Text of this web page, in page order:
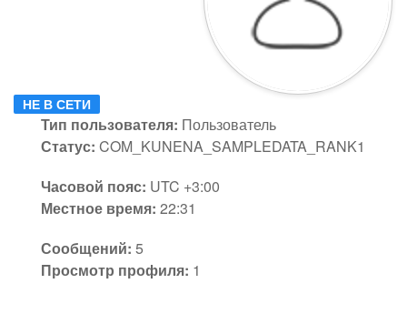
НЕ В СЕТИ
Тип пользователя: Пользователь
Статус: COM_KUNENA_SAMPLEDATA_RANK1
Часовой пояс: UTC +3:00
Местное время: 22:31
Сообщений: 5
Просмотр профиля: 1